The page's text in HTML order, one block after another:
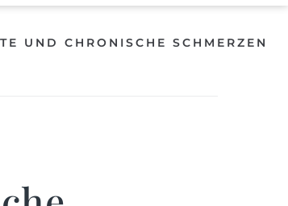
UND CHRONISCHE SCHMERZEN​